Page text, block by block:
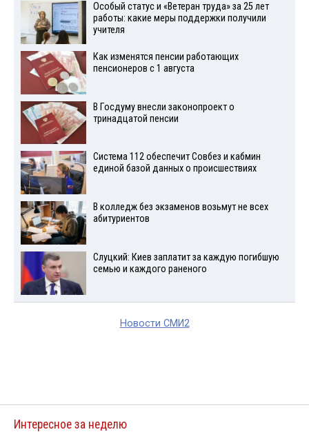
Особый статус и «Ветеран труда» за 25 лет
работы: какие меры поддержки получили
учителя
Как изменятся пенсии работающих
пенсионеров с 1 августа
В Госдуму внесли законопроект о
тринадцатой пенсии
Система 112 обеспечит Совбез и кабмин
единой базой данных о происшествиях
В колледж без экзаменов возьмут не всех
абитуриентов
Слуцкий: Киев заплатит за каждую погибшую
семью и каждого раненого
Новости СМИ2
Интересное за неделю